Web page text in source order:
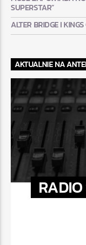
SUPERSTAR”
ALTER BRIDGE I
AKTUALNIE NA